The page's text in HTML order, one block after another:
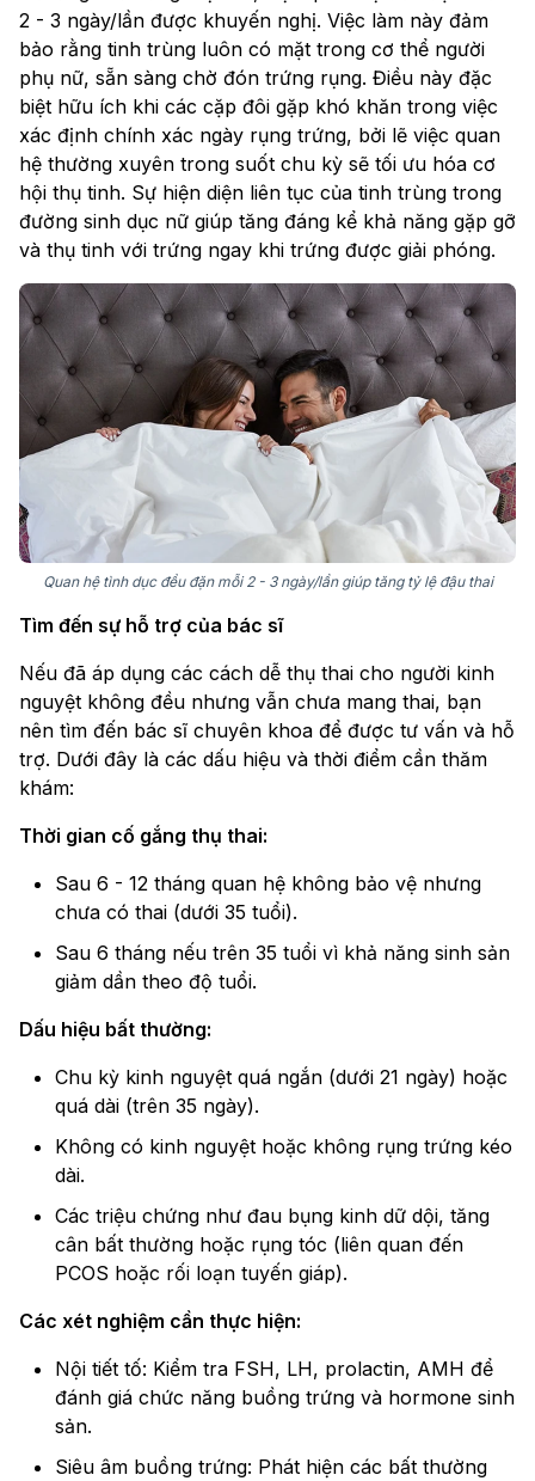
2 - 3 ngày/lần được khuyến nghị. Việc làm này đảm
bảo rằng tinh trùng luôn có mặt trong cơ thể người
phụ nữ, sẵn sàng chờ đón trứng rụng. Điều này đặc
biệt hữu ích khi các cặp đôi gặp khó khăn trong việc
xác định chính xác ngày rụng trứng, bởi lẽ việc quan
hệ thường xuyên trong suốt chu kỳ sẽ tối ưu hóa cơ
hội thụ tinh. Sự hiện diện liên tục của tinh trùng trong
đường sinh dục nữ giúp tăng đáng kể khả năng gặp gỡ
và thụ tinh với trứng ngay khi trứng được giải phóng.
Quan hệ tình dục đều đặn mỗi 2 - 3 ngày/lần giúp tăng tỷ lệ đậu thai
Tìm đến sự hỗ trợ của bác sĩ
Nếu đã áp dụng các cách dễ thụ thai cho người kinh
nguyệt không đều nhưng vẫn chưa mang thai, bạn
nên tìm đến bác sĩ chuyên khoa để được tư vấn và hỗ
trợ. Dưới đây là các dấu hiệu và thời điểm cần thăm
khám:
Thời gian cố gắng thụ thai:
Sau 6 - 12 tháng quan hệ không bảo vệ nhưng
chưa có thai (dưới 35 tuổi).
Sau 6 tháng nếu trên 35 tuổi vì khả năng sinh sản
giảm dần theo độ tuổi.
Dấu hiệu bất thường:
Chu kỳ kinh nguyệt quá ngắn (dưới 21 ngày) hoặc
quá dài (trên 35 ngày).
Không có kinh nguyệt hoặc không rụng trứng kéo
dài.
Các triệu chứng như đau bụng kinh dữ dội, tăng
cân bất thường hoặc rụng tóc (liên quan đến
PCOS hoặc rối loạn tuyến giáp).
Các xét nghiệm cần thực hiện:
Nội tiết tố: Kiểm tra FSH, LH, prolactin, AMH để
đánh giá chức năng buồng trứng và hormone sinh
sản.
Siêu âm buồng trứng: Phát hiện các bất thường